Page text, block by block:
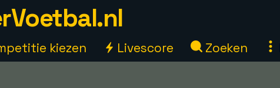
kiezen Livescore Zoeken